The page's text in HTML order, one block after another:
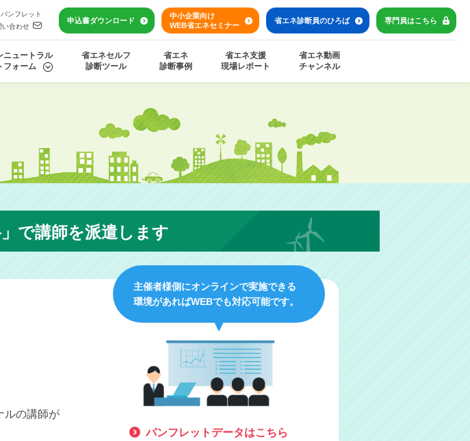
ンフレット
い合わせ
申込書ダウンロード
中小企業向け
WEB省エネセミナー
省エネ診断員のひろば 専門員はこちら
ニュートラル
フォーム
省エネセルフ
診断ツール
省エネ
診断事例
省エネ支援
現場レポート
省エネ動画
チャンネル
で講師を派遣します
ルの講師が
主催者様側にオンラインで実施できる
環境があればWEBでも対応可能です。
パンフレットデータはこちら